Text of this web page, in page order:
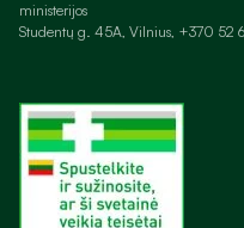
ministerijos
Studentų g. 45A, Vilnius, +370 52